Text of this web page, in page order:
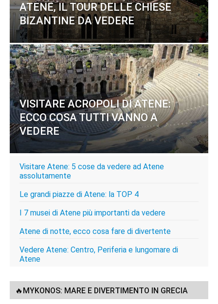
ATENE, IL TOUR DELLE CHIESE
BIZANTINE DA VEDERE
VISITARE ACROPOLI DI ATENE:
ECCO COSA TUTTI VANNO A
VEDERE
Visitare Atene: 5 cose da vedere ad Atene
assolutamente
Le grandi piazze di Atene: la TOP 4
I 7 musei di Atene più importanti da vedere
Atene di notte, ecco cosa fare di divertente
Vedere Atene: Centro, Periferia e lungomare di
Atene
🔥MYKONOS: MARE E DIVERTIMENTO IN GRECIA